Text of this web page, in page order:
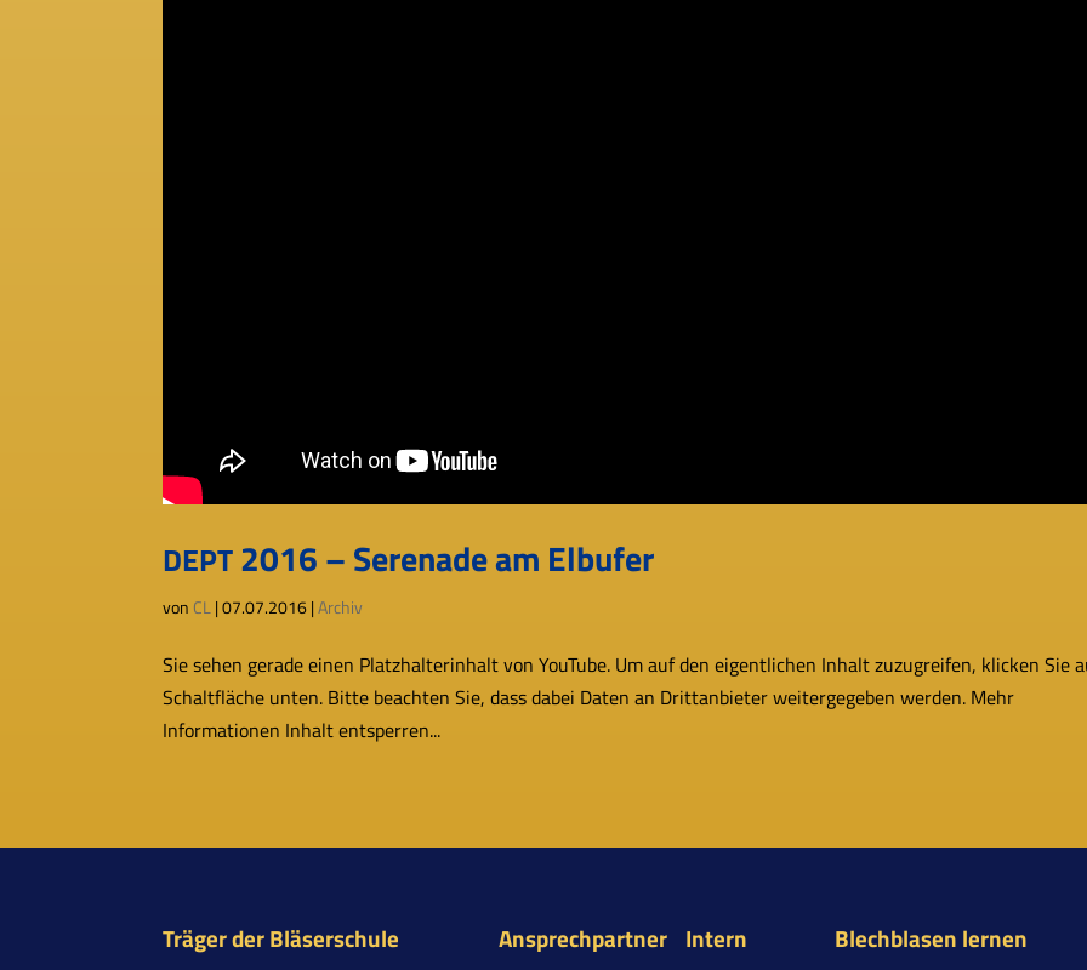
DEPT2016 – Serenade am Elbufer
von CL|07.07.2016|Archiv
Sie sehen gerade einen Platzhalterinhalt von YouTube. Um auf den eigent­li­chen Inhalt zuzu­grei­fen, kli­cken Sie
Schaltfläche unten. Bitte beach­ten Sie, dass dabei Daten an Drittanbieter wei­ter­ge­ge­ben werden. Mehr
Informationen Inhalt ent­sper­ren...
Träger der Bläserschule Ansprechpartner Intern Blechblasen lernen